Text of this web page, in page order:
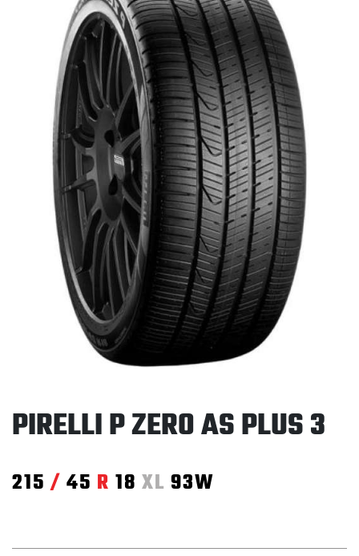
PIRELLI P ZERO AS PLUS 3
215 / 45 R 18 XL 93W